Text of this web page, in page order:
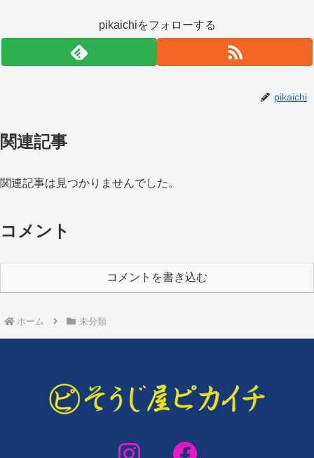
pikaichiをフォローする
pikaichi
関連記事
関連記事は見つかりませんでした。
コメント
コメントを書き込む
ホーム 未分類